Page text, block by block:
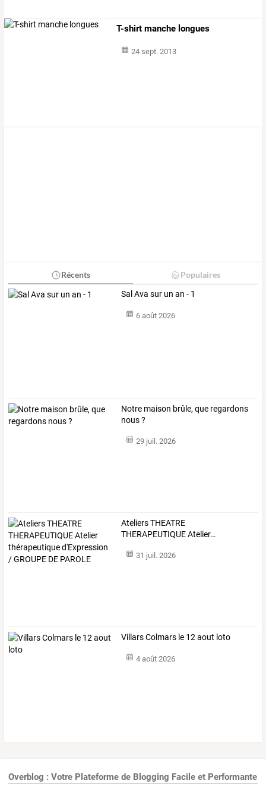
T-shirt manche longues
24 sept. 2013
Récents Populaires
Sal Ava sur un an - 1
6 août 2026
Notre maison brûle, que regardons
nous ?
29 juil. 2026
AteliersTHEATRE
THERAPEUTIQUEAtelier…
31 juil. 2026
Villars Colmars le 12 aout loto
4 août 2026
Overblog : Votre Plateforme de Blogging Facile et Performante